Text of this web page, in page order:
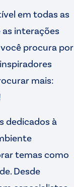
em todas as
as interações
procura por
mais:
dedicados à
temas como
Desde